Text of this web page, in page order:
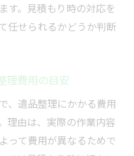
す。見積もり時の対応を
任せられるかどうか判断
理費用の目安
、遺品整理にかかる費用
理由は、実際の作業内容
って費用が異なるためで